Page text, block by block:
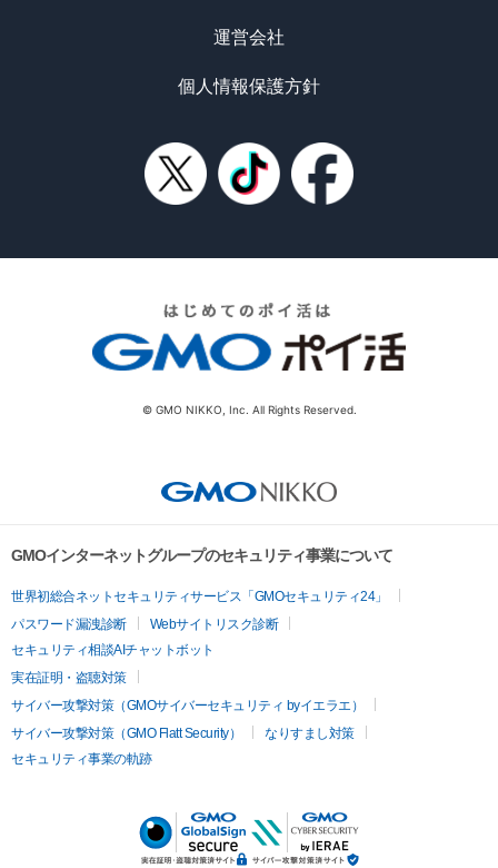
運営会社
個人情報保護方針
© GMO NIKKO, Inc. All Rights Reserved.
GMOインターネットグループのセキュリティ事業について
世界初総合ネットセキュリティサービス「GMOセキュリティ24」
パスワード漏洩診断
Webサイトリスク診断
セキュリティ相談AIチャットボット
実在証明・盗聴対策
サイバー攻撃対策（GMOサイバーセキュリティ byイエラエ）
サイバー攻撃対策（GMO Flatt Security）
なりすまし対策
セキュリティ事業の軌跡